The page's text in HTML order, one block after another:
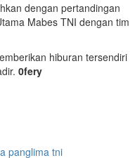
dengan pertandingan
Mabes TNI dengan tim
hiburan tersendiri
0fery
panglima tni